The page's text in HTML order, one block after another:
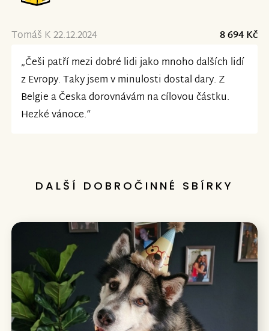
Tomáš K 22.12.2024
8 694 Kč
„Češi patří mezi dobré lidi jako mnoho dalších lidí
z Evropy. Taky jsem v minulosti dostal dary. Z
Belgie a Česka dorovnávám na cílovou částku.
Hezké vánoce.“
DALŠÍ DOBROČINNÉ SBÍRKY